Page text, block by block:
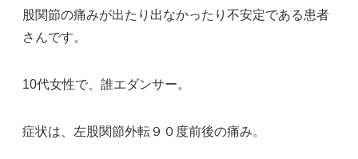
股関節の痛みが出たり出なかったり不安定である患者
さんです。
10代女性で、誰エダンサー。
症状は、左股関節外転９０度前後の痛み。